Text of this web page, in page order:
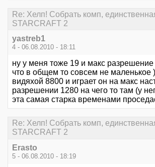
Re: Хелп! Собрать комп,
STARCRAFT 2
yastreb1
4 - 06.08.2010 - 18:11
ну у меня тоже 19 и макс
что в общем то совсем не маленькое
видяхой 8800 и играет он на макс
разрешении 1280 на чего то там (у
эта самая старка временами
Re: Хелп! Собрать комп,
STARCRAFT 2
Erasto
5 - 06.08.2010 - 18:19